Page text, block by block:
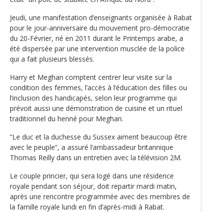
Jeudi, une manifestation d’enseignants organisée à Rabat
pour le jour-anniversaire du mouvement pro-démocratie
du 20-Février, né en 2011 durant le Printemps arabe, a
été dispersée par une intervention musclée de la police
qui a fait plusieurs blessés.
Harry et Meghan comptent centrer leur visite sur la
condition des femmes, l’accès à l‘éducation des filles ou
l’inclusion des handicapés, selon leur programme qui
prévoit aussi une démonstration de cuisine et un rituel
traditionnel du henné pour Meghan.
“Le duc et la duchesse du Sussex aiment beaucoup être
avec le peuple”, a assuré l’ambassadeur britannique
Thomas Reilly dans un entretien avec la télévision 2M.
Le couple princier, qui sera logé dans une résidence
royale pendant son séjour, doit repartir mardi matin,
après une rencontre programmée avec des membres de
la famille royale lundi en fin d’après-midi à Rabat.